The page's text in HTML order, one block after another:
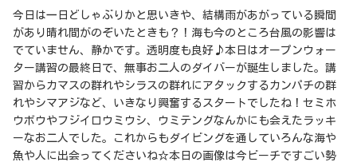
今日は一日どしゃぶりかと思いきや、結構雨があがっている瞬間
があり晴れ間がのぞいたときも？！海も今のところ台風の影響は
でていません、静かです。透明度も良好♪本日はオープンウォー
ター講習の最終日で、無事お二人のダイバーが誕生しました。講
習からカマスの群れやシラスの群れにアタックするカンパチの群
れやシマアジなど、いきなり興奮するスタートでしたね！セミホ
ウボウやフジイロウミウシ、ウミテングなんかにも会えたラッキ
ーなお二人でした。これからもダイビングを通していろんな海や
魚や人に出会ってくださいね☆本日の画像は今ビーチですごい勢